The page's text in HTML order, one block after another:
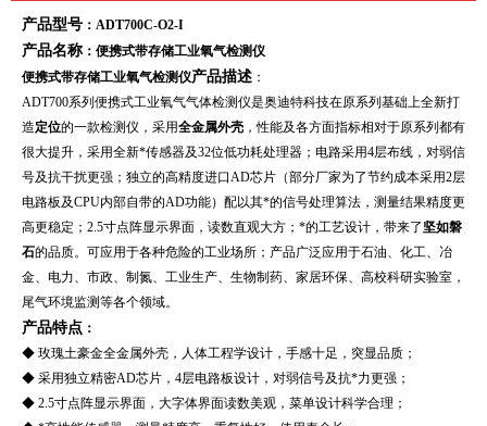
产品型号 ：ADT700C-O2-I
产品名称 ： 便携式带存储工业氧气检测仪
便携式带存储工业氧气检测仪产品描述 ：
ADT700系列便携式工业氧气气体检测仪是奥迪特科技在原系列基础上全新打
造定位的一款检测仪，采用全金属外壳 ，性能及各方面指标相对于原系列都有
很大提升，采用全新*传感器及32位低功耗处理器；电路采用4层布线，对弱信
号及抗干扰更强；独立的高精度进口AD芯片（部分厂家为了节约成本采用2层
电路板及CPU内部自带的AD功能）配以其*的信号处理算法，测量结果精度更
高更稳定；2.5寸点阵显示界面，读数直观大方；*的工艺设计，带来了 坚如磐
石的品质。可应用于各种危险的工业场所；产品广泛应用于石油、化工、冶
金、电力、市政、制氮、工业生产、 生物制药、家居环保、高校科研实验室，
尾气环境监测等各个领域。
产品特点 ：
◆ 玫瑰土豪金全金属外壳，人体工程学设计，手感十足，突显品质；
◆ 采用独立精密AD芯片，4层电路板设计，对弱信号及抗*力更强；
◆ 2.5寸点阵显示界面，大字体界面读数美观，菜单设计科学合理；